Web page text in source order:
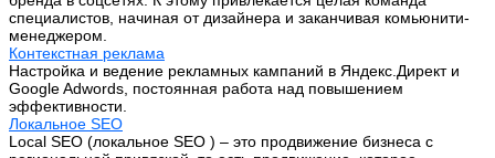
специалистов, начиная от дизайнера и заканчивая комьюнити-
менеджером.
Контекстная реклама
Настройка и ведение рекламных кампаний в Яндекс.Директ и
Google Adwords, постоянная работа над повышением
эффективности.
Локальное SEO
Local SEO (локальное SEO ) – это продвижение бизнеса с